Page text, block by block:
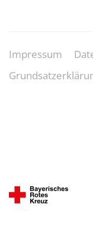
Impressum